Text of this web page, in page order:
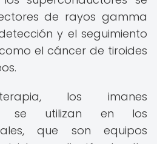
de rayos gamma
y el seguimiento
el cáncer de tiroides
los imanes
se utilizan en los
que son equipos